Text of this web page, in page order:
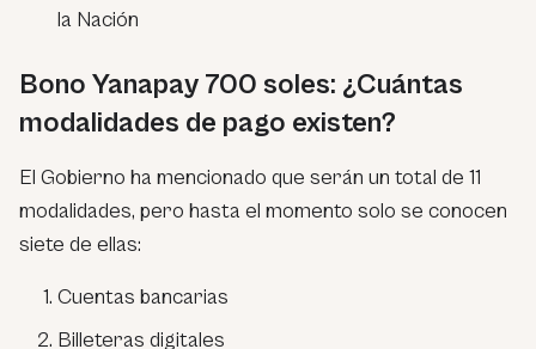
la Nación
Bono Yanapay 700 soles: ¿Cuántas
modalidades de pago existen?
El Gobierno ha mencionado que serán un total de 11
modalidades, pero hasta el momento solo se conocen
siete de ellas:
Cuentas bancarias
Billeteras digitales